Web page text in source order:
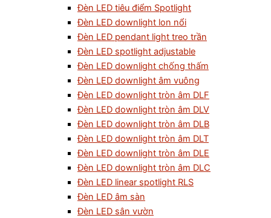
Đèn LED tiêu điểm Spotlight
Đèn LED downlight lon nổi
Đèn LED pendant light treo trần
Đèn LED spotlight adjustable
Đèn LED downlight chống thấm
Đèn LED downlight âm vuông
Đèn LED downlight tròn âm DLF
Đèn LED downlight tròn âm DLV
Đèn LED downlight tròn âm DLB
Đèn LED downlight tròn âm DLT
Đèn LED downlight tròn âm DLE
Đèn LED downlight tròn âm DLC
Đèn LED linear spotlight RLS
Đèn LED âm sàn
Đèn LED sân vườn